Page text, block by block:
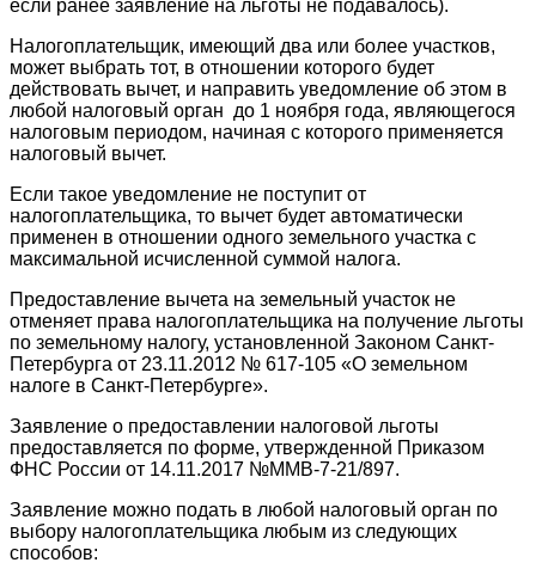
если ранее заявление на льготы не подавалось).
Налогоплательщик, имеющий два или более участков,
может выбрать тот, в отношении которого будет
действовать вычет, и направить уведомление об этом в
любой налоговый орган до 1 ноября года, являющегося
налоговым периодом, начиная с которого применяется
налоговый вычет.
Если такое уведомление не поступит от
налогоплательщика, то вычет будет автоматически
применен в отношении одного земельного участка с
максимальной исчисленной суммой налога.
Предоставление вычета на земельный участок не
отменяет права налогоплательщика на получение льготы
по земельному налогу, установленной Законом Санкт-
Петербурга от 23.11.2012 № 617-105 «О земельном
налоге в Санкт-Петербурге».
Заявление о предоставлении налоговой льготы
предоставляется по форме, утвержденной Приказом
ФНС России от 14.11.2017 №ММВ-7-21/897.
Заявление можно подать в любой налоговый орган по
выбору налогоплательщика любым из следующих
способов: